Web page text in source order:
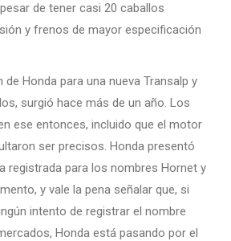
de tener casi 20 caballos
y frenos de mayor especificación
Honda para una nueva Transalp y
surgió hace más de un año. Los
ese entonces, incluido que el motor
ser precisos. Honda presentó
registrada para los nombres Hornet y
y vale la pena señalar que, si
intento de registrar el nombre
Honda está pasando por el